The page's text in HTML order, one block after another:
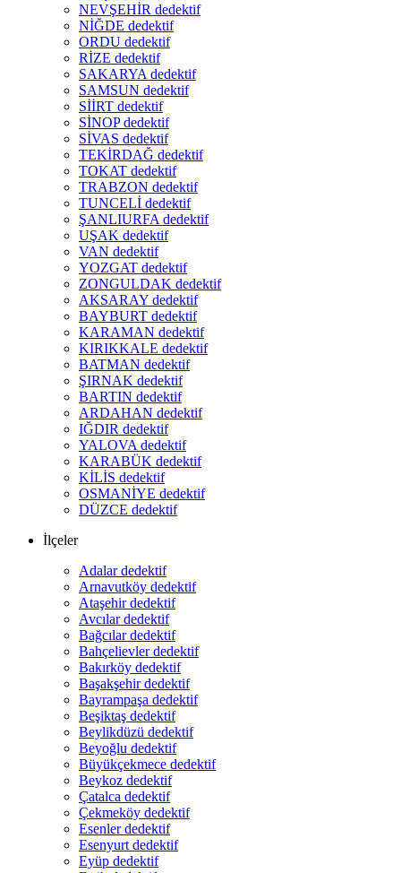
NEVŞEHİR dedektif
NİĞDE dedektif
ORDU dedektif
RİZE dedektif
SAKARYA dedektif
SAMSUN dedektif
SİİRT dedektif
SİNOP dedektif
SİVAS dedektif
TEKİRDAĞ dedektif
TOKAT dedektif
TRABZON dedektif
TUNCELİ dedektif
ŞANLIURFA dedektif
UŞAK dedektif
VAN dedektif
YOZGAT dedektif
ZONGULDAK dedektif
AKSARAY dedektif
BAYBURT dedektif
KARAMAN dedektif
KIRIKKALE dedektif
BATMAN dedektif
ŞIRNAK dedektif
BARTIN dedektif
ARDAHAN dedektif
IĞDIR dedektif
YALOVA dedektif
KARABÜK dedektif
KİLİS dedektif
OSMANİYE dedektif
DÜZCE dedektif
İlçeler
Adalar dedektif
Arnavutköy dedektif
Ataşehir dedektif
Avcılar dedektif
Bağcılar dedektif
Bahçelievler dedektif
Bakırköy dedektif
Başakşehir dedektif
Bayrampaşa dedektif
Beşiktaş dedektif
Beylikdüzü dedektif
Beyoğlu dedektif
Büyükçekmece dedektif
Beykoz dedektif
Çatalca dedektif
Çekmeköy dedektif
Esenler dedektif
Esenyurt dedektif
Eyüp dedektif